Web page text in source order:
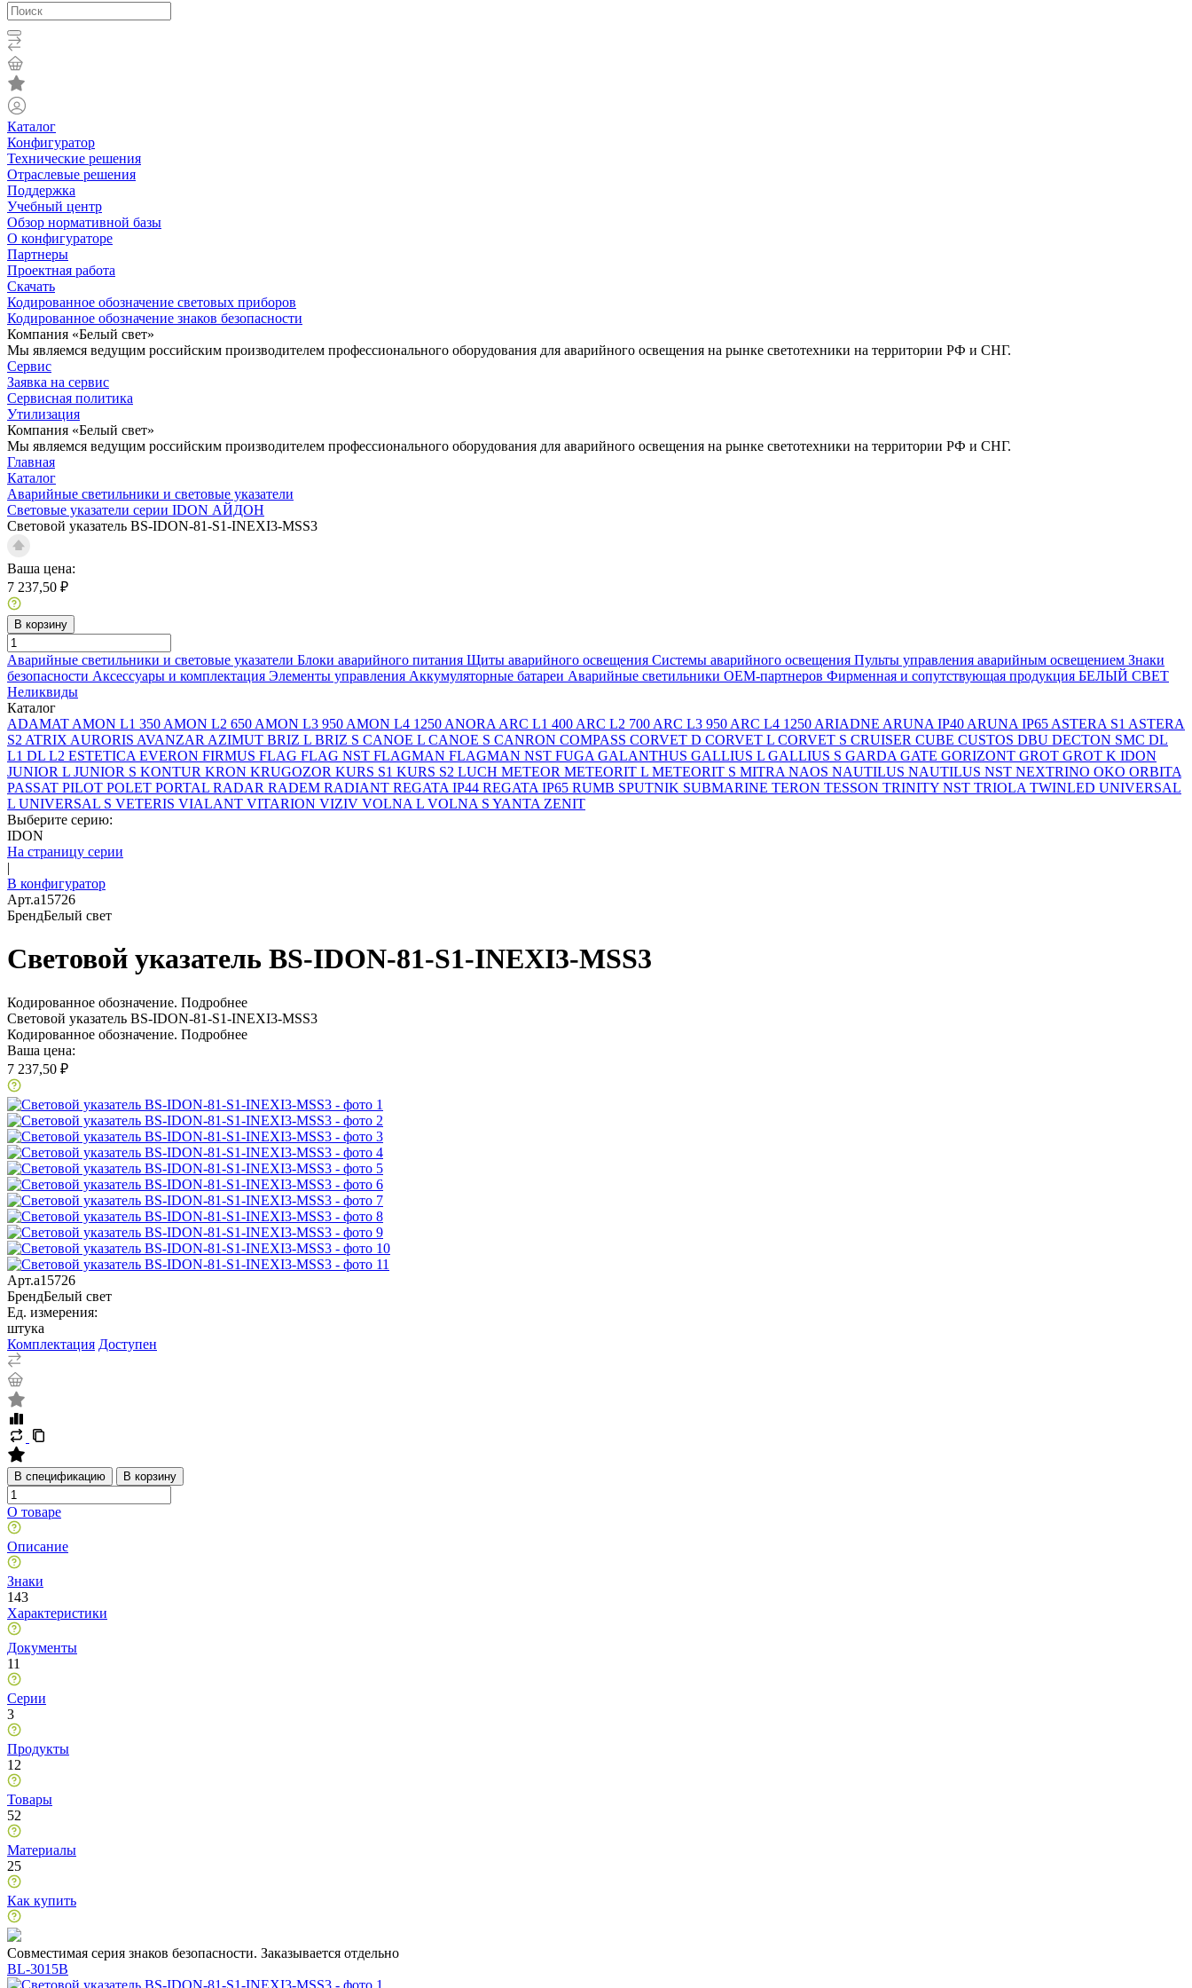
Каталог
Конфигуратор
Технические решения
Отраслевые решения
Поддержка
Учебный центр
Обзор нормативной базы
О конфигураторе
Партнеры
Проектная работа
Скачать
Кодированное обозначение световых приборов
Кодированное обозначение знаков безопасности
Компания «Белый свет»
Мы являемся ведущим российским производителем профессионального оборудования для аварийного освещения на рынке светотехники на территории РФ и СНГ.
Сервис
Заявка на сервис
Сервисная политика
Утилизация
Компания «Белый свет»
Мы являемся ведущим российским производителем профессионального оборудования для аварийного освещения на рынке светотехники на территории РФ и СНГ.
Главная
Каталог
Аварийные светильники и световые указатели
Световые указатели серии IDON АЙДОН
Световой указатель BS-IDON-81-S1-INEXI3-MSS3
Ваша цена:
7 237,50 ₽
В корзину
Аварийные светильники и световые указатели Блоки аварийного питания Щиты аварийного освещения Системы аварийного освещения Пульты управления аварийным освещением Знаки
безопасности Аксессуары и комплектация Элементы управления Аккумуляторные батареи Аварийные светильники ОЕМ-партнеров Фирменная и сопутствующая продукция БЕЛЫЙ СВЕТ
Неликвиды
Каталог
ADAMAT AMON L1 350 AMON L2 650 AMON L3 950 AMON L4 1250 ANORA ARC L1 400 ARC L2 700 ARC L3 950 ARC L4 1250 ARIADNE ARUNA IP40 ARUNA IP65 ASTERA S1 ASTERA
S2 ATRIX AURORIS AVANZAR AZIMUT BRIZ L BRIZ S CANOE L CANOE S CANRON COMPASS CORVET D CORVET L CORVET S CRUISER CUBE CUSTOS DBU DECTON SMC DL
L1 DL L2 ESTETICA EVERON FIRMUS FLAG FLAG NST FLAGMAN FLAGMAN NST FUGA GALANTHUS GALLIUS L GALLIUS S GARDA GATE GORIZONT GROT GROT K IDON
JUNIOR L JUNIOR S KONTUR KRON KRUGOZOR KURS S1 KURS S2 LUCH METEOR METEORIT L METEORIT S MITRA NAOS NAUTILUS NAUTILUS NST NEXTRINO OKO ORBITA
PASSAT PILOT POLET PORTAL RADAR RADEM RADIANT REGATA IP44 REGATA IP65 RUMB SPUTNIK SUBMARINE TERON TESSON TRINITY NST TRIOLA TWINLED UNIVERSAL
L UNIVERSAL S VETERIS VIALANT VITARION VIZIV VOLNA L VOLNA S YANTA ZENIT
Выберите серию:
IDON
На страницу серии
|
В конфигуратор
Арт.a15726
БрендБелый свет
Световой указатель BS-IDON-81-S1-INEXI3-MSS3
Кодированное обозначение. Подробнее
Световой указатель BS-IDON-81-S1-INEXI3-MSS3
Кодированное обозначение. Подробнее
Ваша цена:
7 237,50 ₽
Арт.a15726
БрендБелый свет
Ед. измерения:
штука
Комплектация Доступен
В спецификацию В корзину
О товаре
Описание
Знаки
143
Характеристики
Документы
11
Серии
3
Продукты
12
Товары
52
Материалы
25
Как купить
Совместимая серия знаков безопасности. Заказывается отдельно
BL-3015B